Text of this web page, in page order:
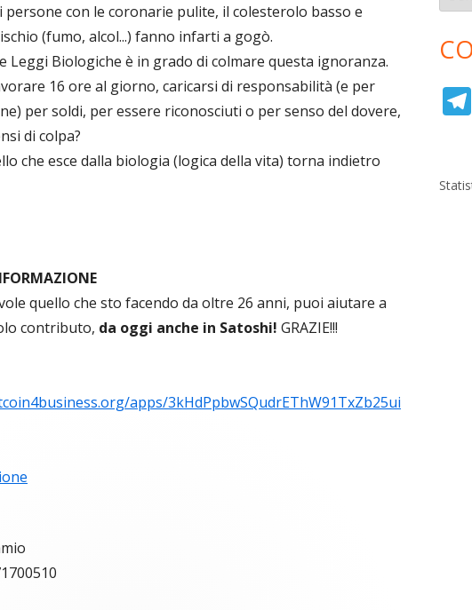
persone con le coronarie pulite, il colesterolo basso e
(fumo, alcol...) fanno infarti a gogò.
Leggi Biologiche è in grado di colmare questa ignoranza.
16 ore al giorno, caricarsi di responsabilità (e per
per soldi, per essere riconosciuti o per senso del dovere,
di colpa?
che esce dalla biologia (logica della vita) torna indietro
quello che sto facendo da oltre 26 anni, puoi aiutare a
contributo, da oggi anche in Satoshi! GRAZIE!!!
apps/3kHdPpbwSQudrEThW91TxZb25ui